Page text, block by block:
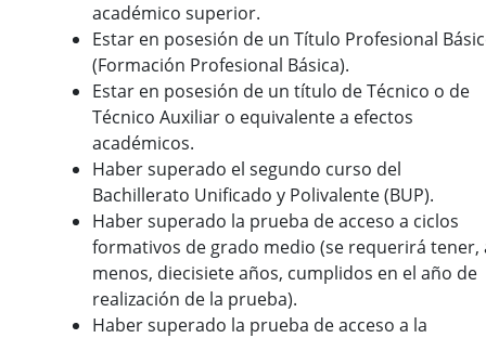
académico superior.
Estar en posesión de un Título Profesional
(Formación Profesional Básica).
Estar en posesión de un título de Técnico o de
Técnico Auxiliar o equivalente a efectos
académicos.
Haber superado el segundo curso del
Bachillerato Unificado y Polivalente (BUP).
Haber superado la prueba de acceso a ciclos
formativos de grado medio (se requerirá tener,
menos, diecisiete años, cumplidos en el año de
realización de la prueba).
Haber superado la prueba de acceso a la